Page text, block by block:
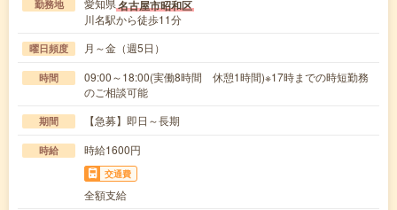
勤務地 愛知県名古屋市昭和区
川名駅から徒歩11分
曜日頻度 月～金（週5日）
時間
09:00～18:00(実働8時間 休憩1時間)※17時までの時短勤務
のご相談可能
期間 【急募】即日～長期
時給 時給1600円
交通費
全額支給